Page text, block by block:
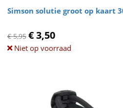
Simson solutie groot op kaart
€ 5,95 € 3,50
Niet op voorraad